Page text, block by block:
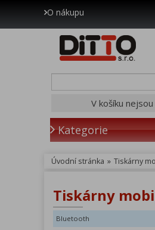
O nákupu
V košíku
Kategorie
Úvodní stránka » Tiskárny
Tiskárny
Bluetooth